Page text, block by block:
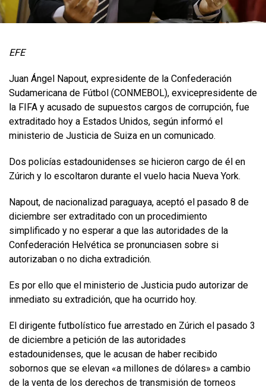
EFE
Juan Ángel Napout, expresidente de la Confederación
Sudamericana de Fútbol (CONMEBOL), exvicepresidente de
la FIFA y acusado de supuestos cargos de corrupción, fue
extraditado hoy a Estados Unidos, según informó el
ministerio de Justicia de Suiza en un comunicado.
Dos policías estadounidenses se hicieron cargo de él en
Zúrich y lo escoltaron durante el vuelo hacia Nueva York.
Napout, de nacionalizad paraguaya, aceptó el pasado 8 de
diciembre ser extraditado con un procedimiento
simplificado y no esperar a que las autoridades de la
Confederación Helvética se pronunciasen sobre si
autorizaban o no dicha extradición.
Es por ello que el ministerio de Justicia pudo autorizar de
inmediato su extradición, que ha ocurrido hoy.
El dirigente futbolístico fue arrestado en Zúrich el pasado 3
de diciembre a petición de las autoridades
estadounidenses, que le acusan de haber recibido
sobornos que se elevan «a millones de dólares» a cambio
de la venta de los derechos de transmisión de torneos